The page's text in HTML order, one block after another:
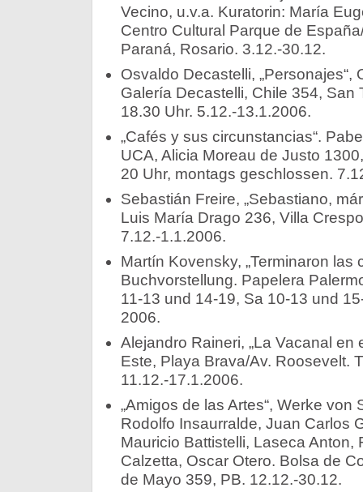
Vecino, u.v.a. Kuratorin: María
Centro Cultural Parque de
Paraná, Rosario. 3.12.-30.12.
Osvaldo Decastelli, „Personajes“,
Galería Decastelli, Chile 354, San
18.30 Uhr. 5.12.-13.1.2006.
„Cafés y sus circunstancias“.
UCA, Alicia Moreau de Justo
20 Uhr, montags geschlossen.
Sebastián Freire, „Sebastiano,
Luis María Drago 236, Villa
7.12.-1.1.2006.
Martín Kovensky, „Terminaron las
Buchvorstellung. Papelera
11-13 und 14-19, Sa 10-13 und
2006.
Alejandro Raineri, „La Vacanal en
Este, Playa Brava/Av. Roosevelt.
11.12.-17.1.2006.
„Amigos de las Artes“, Werke von
Rodolfo Insaurralde, Juan Carlos
Mauricio Battistelli, Laseca Anton,
Calzetta, Oscar Otero. Bolsa de
de Mayo 359, PB. 12.12.-30.12.